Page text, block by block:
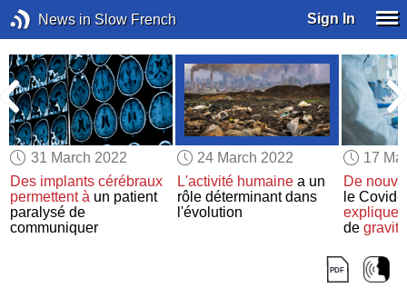
News in Slow French Sign In
31 March 2022
Des implants cérébraux
permettent à un patient
paralysé de
communiquer
24 March 2022
L'activité humainea un
rôle déterminant dans
l'évolution
17
De
le
expliquer
de gravité